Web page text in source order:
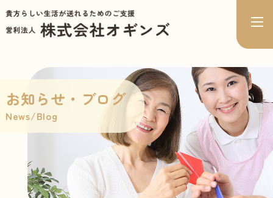
お知らせ・ブログ
News/Blog